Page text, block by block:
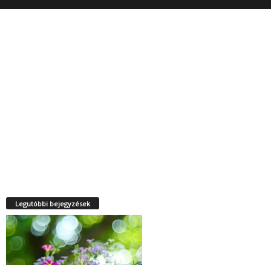
Legutóbbi bejegyzések